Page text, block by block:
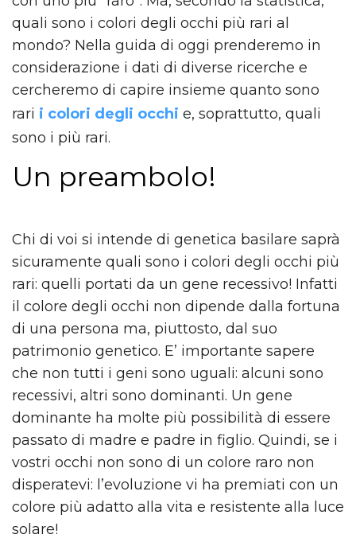
quali sono i colori degli occhi più rari al
mondo? Nella guida di oggi prenderemo in
considerazione i dati di diverse ricerche e
cercheremo di capire insieme quanto sono
rari i colori degli occhi e, soprattutto, quali
sono i più rari.
Un preambolo!
Chi di voi si intende di genetica basilare saprà
sicuramente quali sono i colori degli occhi più
rari: quelli portati da un gene recessivo! Infatti
il colore degli occhi non dipende dalla fortuna
di una persona ma, piuttosto, dal suo
patrimonio genetico. E’ importante sapere
che non tutti i geni sono uguali: alcuni sono
recessivi, altri sono dominanti. Un gene
dominante ha molte più possibilità di essere
passato di madre e padre in figlio. Quindi, se i
vostri occhi non sono di un colore raro non
disperatevi: l’evoluzione vi ha premiati con un
colore più adatto alla vita e resistente alla luce
solare!